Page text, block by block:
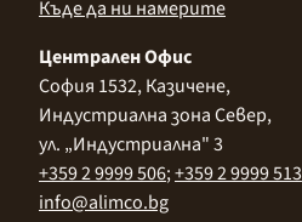
Къде да ни намерите
Централен Офис
София 1532, Казичене,
Индустриална зона Север,
ул. „Индустриална" 3
+359 2 9999 506;+359 2 9999 513
info@alimco.bg